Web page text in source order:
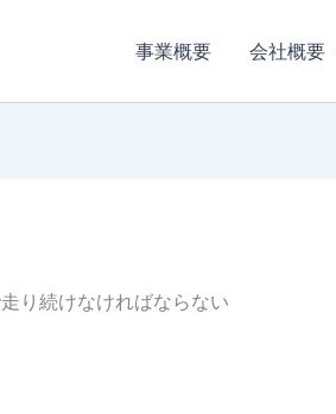
事業概要 会社概要
り続けなければならない